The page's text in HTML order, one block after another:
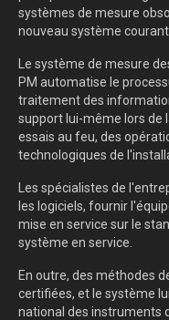
systèmes de mesure
nouveau système courant
Le système de mesure
PM automatise le
traitement des
support lui-même lors de
essais au feu, des
technologiques de
Les spécialistes de
les logiciels, fournir
mise en service sur le
système en service.
En outre, des méthodes
certifiées, et le système
national des instruments